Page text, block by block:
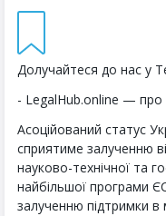
Долучайтеся до нас у
- LegalHub.online — про
Асоційований статус
сприятиме залученню
науково-технічної та
найбільшої програми
залученню підтримки в